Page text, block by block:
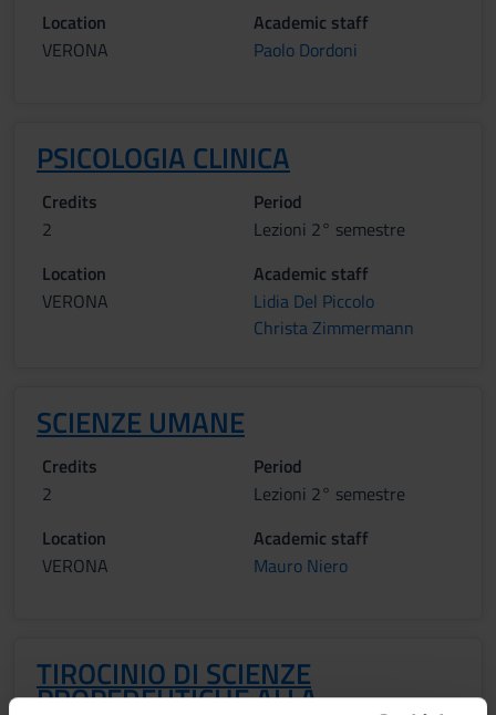
Location
VERONA
Academic staff
Paolo Dordoni
PSICOLOGIA CLINICA
Credits
2
Period
Lezioni 2° semestre
Location
VERONA
Academic staff
Lidia Del Piccolo
Christa Zimmermann
SCIENZE UMANE
Credits
2
Period
Lezioni 2° semestre
Location
VERONA
Academic staff
Mauro Niero
TIROCINIO DI SCIENZE
PROPEDEUTICHE ALLA